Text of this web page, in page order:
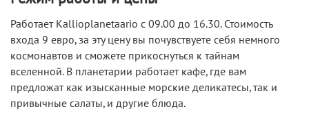
Работает Kallioplanetaario с 09.00 до 16.30. Стоимость
входа 9 евро, за эту цену вы почувствуете себя немного
космонавтов и сможете прикоснуться к тайнам
вселенной. В планетарии работает кафе, где вам
предложат как изысканные морские деликатесы, так и
привычные салаты, и другие блюда.